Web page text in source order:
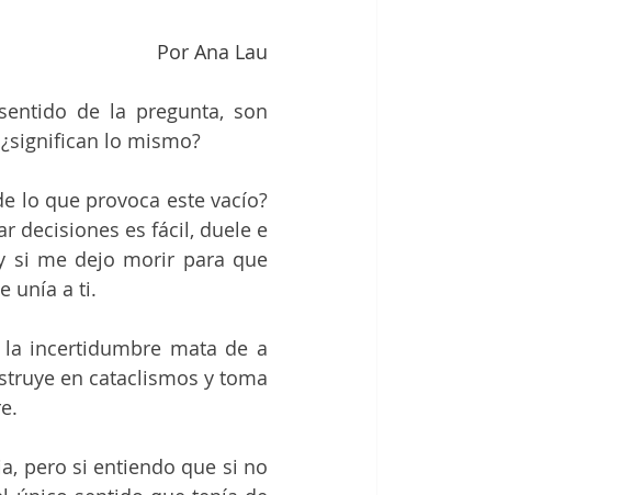
Por Ana Lau
de la pregunta, son
lo mismo?
lo que provoca este vacío?
decisiones es fácil, duele e
si me dejo morir para que
unía a ti.
incertidumbre mata de a
en cataclismos y toma
pero si entiendo que si no